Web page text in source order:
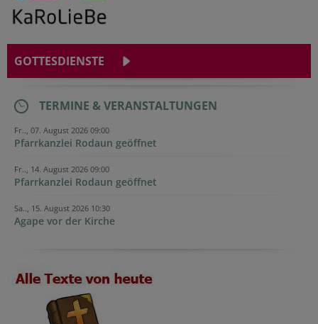
GOTTESDIENSTE
TERMINE & VERANSTALTUNGEN
Fr.., 07. August 2026 09:00
Pfarrkanzlei Rodaun geöffnet
Fr.., 14. August 2026 09:00
Pfarrkanzlei Rodaun geöffnet
Sa.., 15. August 2026 10:30
Agape vor der Kirche